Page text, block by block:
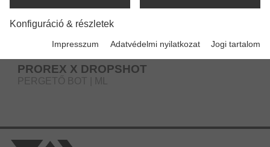
PROREX X DROPSHOT
PERGETŐ BOT | ML
Konfiguráció & részletek
Impresszum Adatvédelmi nyilatkozat Jogi tartalom